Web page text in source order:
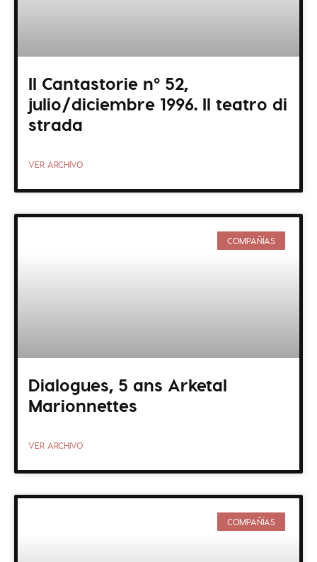
Il Cantastorie nº 52,
julio/diciembre 1996. Il teatro di
strada
VER ARCHIVO
COMPAÑÍAS
Dialogues, 5 ans Arketal
Marionnettes
VER ARCHIVO
COMPAÑÍAS